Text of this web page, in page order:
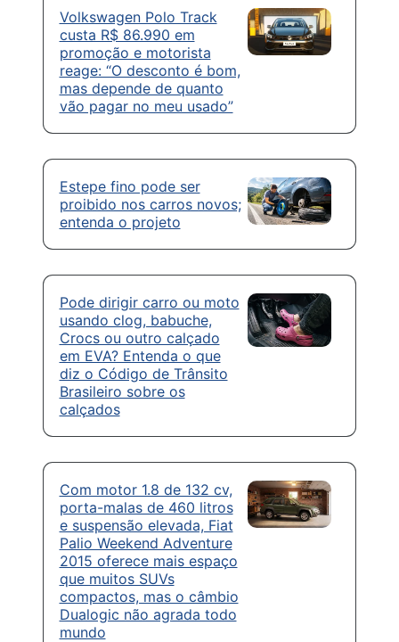
Volkswagen Polo Track
custa R$ 86.990 em
promoção e motorista
reage: “O desconto é bom,
mas depende de quanto
vão pagar no meu usado”
Estepe fino pode ser
proibido nos carros novos;
entenda o projeto
Pode dirigir carro ou moto
usando clog, babuche,
Crocs ou outro calçado
em EVA? Entenda o que
diz o Código de Trânsito
Brasileiro sobre os
calçados
Com motor 1.8 de 132 cv,
porta-malas de 460 litros
e suspensão elevada, Fiat
Palio Weekend Adventure
2015 oferece mais espaço
que muitos SUVs
compactos, mas o câmbio
Dualogic não agrada todo
mundo